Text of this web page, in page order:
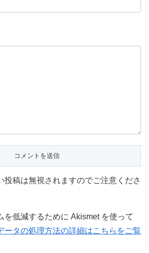
投稿は無視されますのでご注意くださ
を低減するために Akismet を使って
ータの処理方法の詳細はこちらをご覧